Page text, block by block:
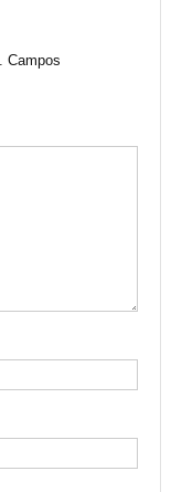
Campos